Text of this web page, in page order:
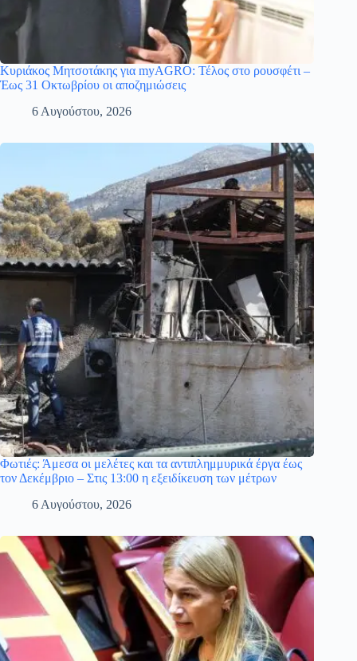
Κυριάκος Μητσοτάκης για myAGRO: Τέλος στο ρουσφέτι –
Έως 31 Οκτωβρίου οι αποζημιώσεις
6 Αυγούστου, 2026
Φωτιές: Άμεσα οι μελέτες και τα αντιπλημμυρικά έργα έως
τον Δεκέμβριο – Στις 13:00 η εξειδίκευση των μέτρων
6 Αυγούστου, 2026